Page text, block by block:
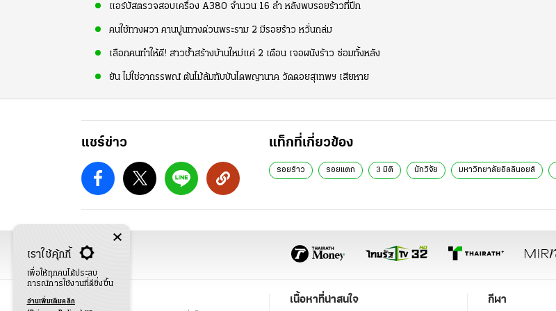
แอร์บัสตรวจสอบเครื่อง A380 จำนวน 16 ลำ หลังพบรอยร้าวที่ปีก
คนใช้ทางผวา คานปูนทางด่วนพระราม 2 มีรอยร้าว หวั่นถล่ม
เลือกคนทำให้ดี! สาวช้ำสร้างบ้านใหม่แค่ 2 เดือน เจอผนังร้าว ซ่อมทั้งหลัง
ยัน ไม่ใช่อาถรรพณ์ ต้นไม้ล้มทับบันไดพญานาค วัดดอยสุเทพฯ เสียหาย
แชร์ข่าว แท็กที่เกี่ยวข้อง
รอยร้าว รอยแตก 3 มิติ นักวิจัย มหาวิทยาลัยอิลลินอยส์
เนื้อหาที่น่าสนใจ กีฬา
เราใช้คุ้กกี้
เพื่อให้ทุกคนได้ประสบ
การณ์การใช้งานที่ดียิ่งขึ้น
อ่านเพิ่มเติมคลิก